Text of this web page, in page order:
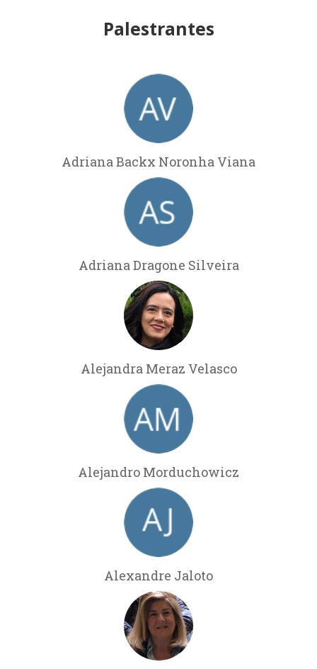
Palestrantes
Adriana Backx Noronha Viana
Adriana Dragone Silveira
Alejandra Meraz Velasco
Alejandro Morduchowicz
Alexandre Jaloto